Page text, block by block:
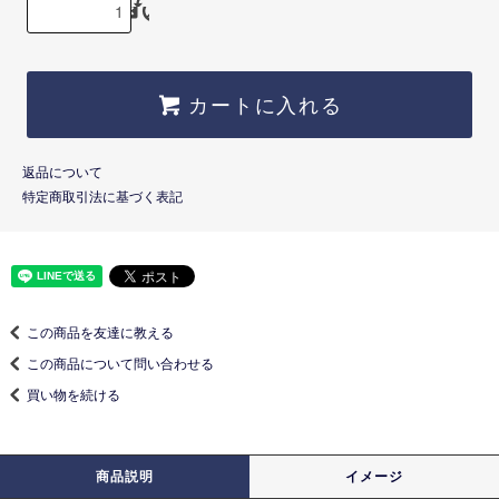
カートに入れる
返品について
特定商取引法に基づく表記
この商品を友達に教える
この商品について問い合わせる
買い物を続ける
商品説明 イメージ